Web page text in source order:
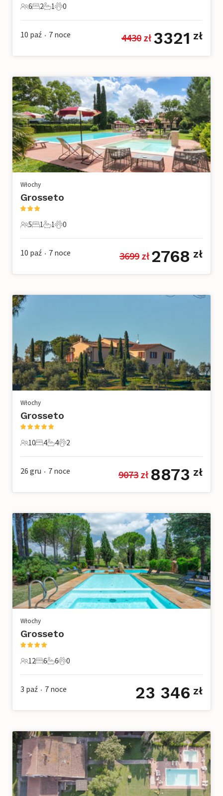
6 Goście
6
2 Sypialnie
2
1 Łazienka
1
0 Zwierzęta domowe
0
10 paź • 7 noce 4430 zł 3321 zł
Włochy
Grosseto
5 Goście
5
1 Sypialnia
1
1 Łazienka
1
0 Zwierzęta domowe
0
10 paź • 7 noce 3699 zł 2768 zł
Włochy
Grosseto
10 Goście
10
4 Sypialnie
4
4 Łazienki
4
2 Zwierzęta domowe
2
26 gru • 7 noce 9073 zł 8873 zł
Włochy
Grosseto
12 Goście
12
6 Sypialnie
6
6 Łazienki
6
0 Zwierzęta domowe
0
3 paź • 7 noce 23 346 zł